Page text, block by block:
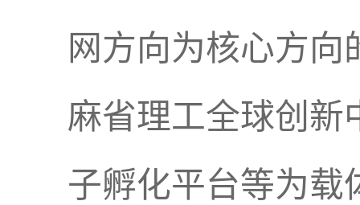
网方向为核心方
麻省理工全球创新
子孵化平台等为载